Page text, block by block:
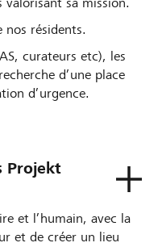
nos résidents.
curateurs etc), les
d’une place
d’urgence.
Projekt
et l’humain, avec la
et de créer un lieu